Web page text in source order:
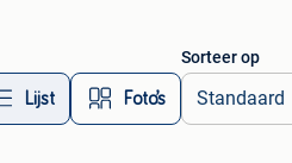
Lijst Foto’s
Sorteer op